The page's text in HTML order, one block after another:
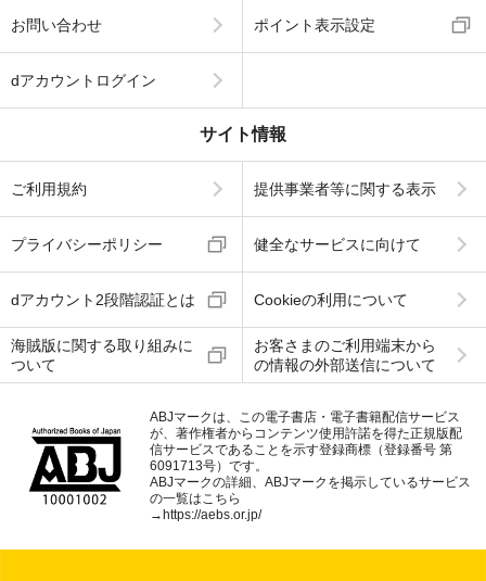
お問い合わせ ポイント表示設定
dアカウントログイン
サイト情報
ご利用規約 提供事業者等に関する表示
プライバシーポリシー 健全なサービスに向けて
dアカウント2段階認証とは Cookieの利用について
海賊版に関する取り組みに
ついて
お客さまのご利用端末から
の情報の外部送信について
ABJマークは、この電子書店・電子書籍配信サービス
が、著作権者からコンテンツ使用許諾を得た正規版配
信サービスであることを示す登録商標（登録番号 第
6091713号）です。
ABJマークの詳細、ABJマークを掲示しているサービス
の一覧はこちら
→ https://aebs.or.jp/